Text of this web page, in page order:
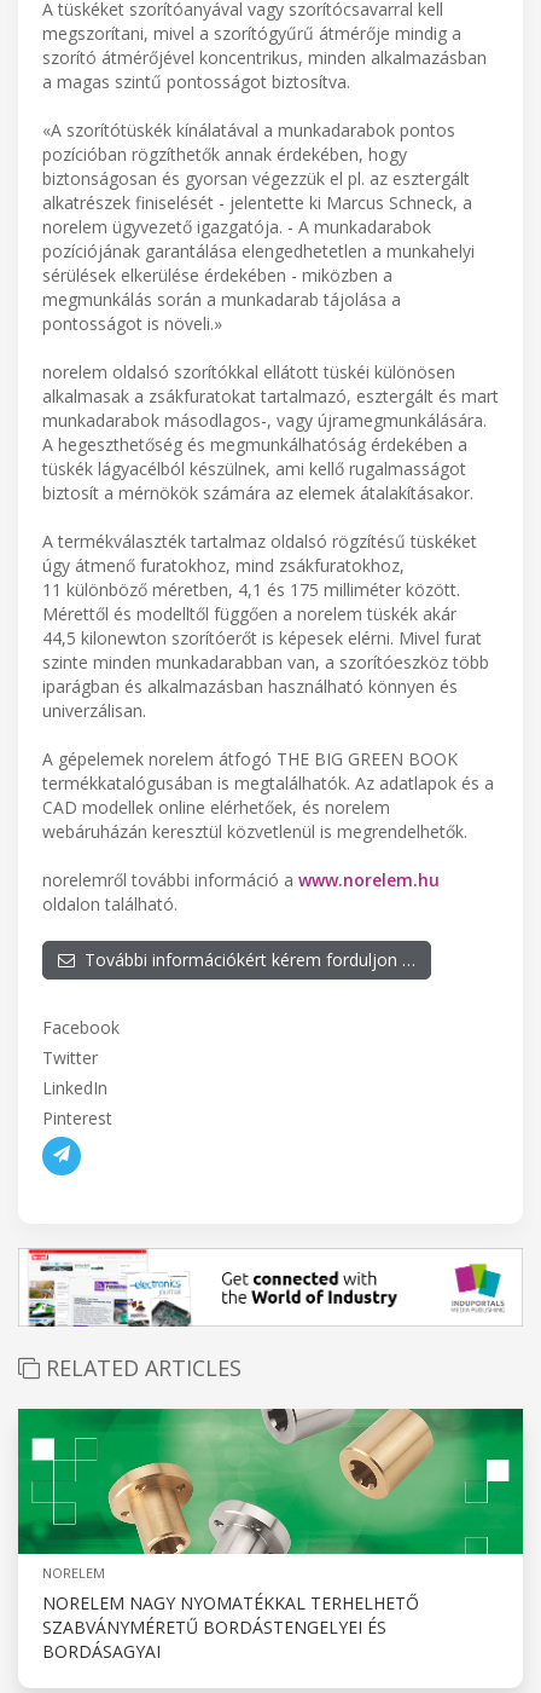
A tüskéket szorítóanyával vagy szorítócsavarral kell
megszorítani, mivel a szorítógyűrű átmérője mindig a
szorító átmérőjével koncentrikus, minden alkalmazásban
a magas szintű pontosságot biztosítva.
«A szorítótüskék kínálatával a munkadarabok pontos
pozícióban rögzíthetők annak érdekében, hogy
biztonságosan és gyorsan végezzük el pl. az esztergált
alkatrészek finiselését - jelentette ki Marcus Schneck, a
norelem ügyvezető igazgatója. - A munkadarabok
pozíciójának garantálása elengedhetetlen a munkahelyi
sérülések elkerülése érdekében - miközben a
megmunkálás során a munkadarab tájolása a
pontosságot is növeli.»
norelem oldalsó szorítókkal ellátott tüskéi különösen
alkalmasak a zsákfuratokat tartalmazó, esztergált és mart
munkadarabok másodlagos-, vagy újramegmunkálására.
A hegeszthetőség és megmunkálhatóság érdekében a
tüskék lágyacélból készülnek, ami kellő rugalmasságot
biztosít a mérnökök számára az elemek átalakításakor.
A termékválaszték tartalmaz oldalsó rögzítésű tüskéket
úgy átmenő furatokhoz, mind zsákfuratokhoz,
11 különböző méretben, 4,1 és 175 milliméter között.
Mérettől és modelltől függően a norelem tüskék akár
44,5 kilonewton szorítóerőt is képesek elérni. Mivel furat
szinte minden munkadarabban van, a szorítóeszköz több
iparágban és alkalmazásban használható könnyen és
univerzálisan.
A gépelemek norelem átfogó THE BIG GREEN BOOK
termékkatalógusában is megtalálhatók. Az adatlapok és a
CAD modellek online elérhetőek, és norelem
webáruházán keresztül közvetlenül is megrendelhetők.
norelemről további információ a www.norelem.hu
oldalon található.
További információkért kérem forduljon …
Facebook
Twitter
LinkedIn
Pinterest
RELATED ARTICLES
NORELEM
NORELEM NAGY NYOMATÉKKAL TERHELHETŐ
SZABVÁNYMÉRETŰ BORDÁSTENGELYEI ÉS
BORDÁSAGYAI